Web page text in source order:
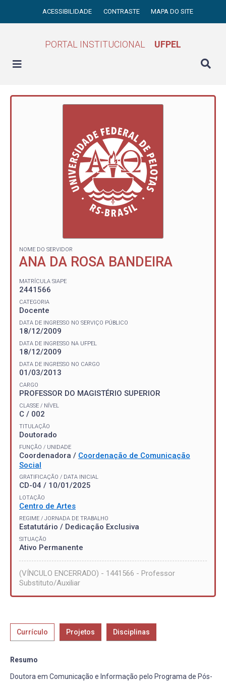
ACESSIBILIDADE CONTRASTE MAPA DO SITE
PORTAL INSTITUCIONAL UFPEL
NOME DO SERVIDOR
ANA DA ROSA BANDEIRA
MATRÍCULA SIAPE
2441566
CATEGORIA
Docente
DATA DE INGRESSO NO SERVIÇO PÚBLICO
18/12/2009
DATA DE INGRESSO NA UFPEL
18/12/2009
DATA DE INGRESSO NO CARGO
01/03/2013
CARGO
PROFESSOR DO MAGISTÉRIO SUPERIOR
CLASSE / NÍVEL
C / 002
TITULAÇÃO
Doutorado
FUNÇÃO / UNIDADE
Coordenadora / Coordenação de Comunicação
Social
GRATIFICAÇÃO / DATA INICIAL
CD-04 / 10/01/2025
LOTAÇÃO
Centro de Artes
REGIME / JORNADA DE TRABALHO
Estatutário / Dedicação Exclusiva
SITUAÇÃO
Ativo Permanente
(VÍNCULO ENCERRADO) - 1441566 - Professor
Substituto/Auxiliar
Currículo Projetos Disciplinas
Resumo
Doutora em Comunicação e Informação pelo Programa de Pós-